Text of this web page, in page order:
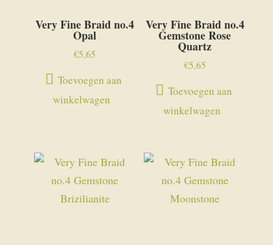
Very Fine Braid no.4
Opal
€5,65
Toevoegen aan
winkelwagen
Very Fine Braid no.4
Gemstone Rose
Quartz
€5,65
Toevoegen aan
winkelwagen